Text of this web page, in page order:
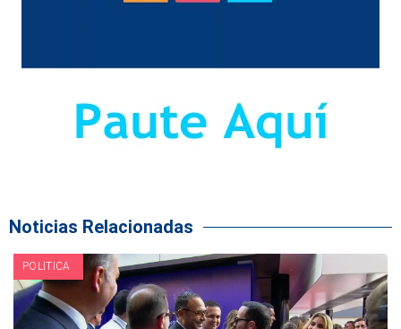
Noticias Relacionadas
POLITICA